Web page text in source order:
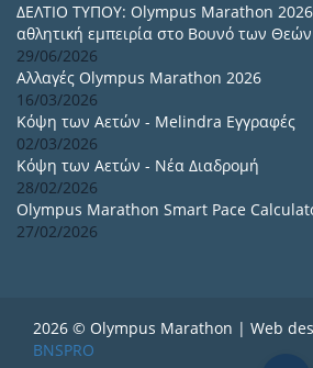
ΔΕΛΤΙΟ ΤΥΠΟΥ: Olympus Marathon
αθλητική εμπειρία στο Βουνό των Θεών
29/06/2026
Αλλαγές Olympus Marathon 2026
16/03/2026
Κόψη των Αετών - Melindra Εγγραφές
02/03/2026
Κόψη των Αετών - Νέα Διαδρομή
28/02/2026
Olympus Marathon Smart Pace
27/02/2026
2026 © Olympus Marathon | Web
BNSPRO